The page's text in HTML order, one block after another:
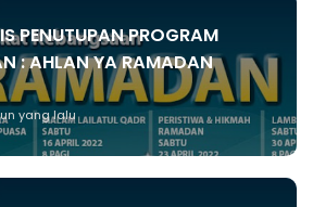
PENUTUPAN PROGRAM
: AHLAN YA RAMADAN
yang lalu